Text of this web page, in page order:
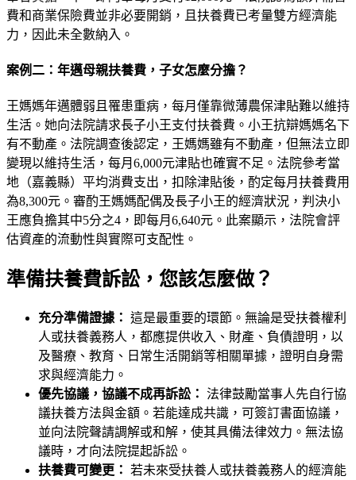
費和商業保險費並非必要開銷，且扶養費已考量雙方經濟能
力，因此未全數納入。
案例二：年邁母親扶養費，子女怎麼分擔？
王媽媽年邁體弱且罹患重病，每月僅靠微薄農保津貼難以維持
生活。她向法院請求長子小王支付扶養費。小王抗辯媽媽名下
有不動產。法院調查後認定，王媽媽雖有不動產，但無法立即
變現以維持生活，每月6,000元津貼也確實不足。法院參考當
地（嘉義縣）平均消費支出，扣除津貼後，酌定每月扶養費用
為8,300元。審酌王媽媽配偶及長子小王的經濟狀況，判決小
王應負擔其中5分之4，即每月6,640元。此案顯示，法院會評
估資產的流動性與實際可支配性。
準備扶養費訴訟，您該怎麼做？
充分準備證據： 這是最重要的環節。無論是受扶養權利
人或扶養義務人，都應提供收入、財產、負債證明，以
及醫療、教育、日常生活開銷等相關單據，證明自身需
求與經濟能力。
優先協議，協議不成再訴訟： 法律鼓勵當事人先自行協
議扶養方法與金額。若能達成共識，可簽訂書面協議，
並向法院聲請調解或和解，使其具備法律效力。無法協
議時，才向法院提起訴訟。
扶養費可變更： 若未來受扶養人或扶養義務人的經濟能